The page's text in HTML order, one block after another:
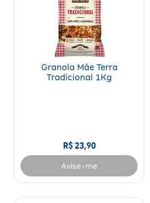
Granola Mãe Terra
Tradicional 1Kg
R$ 23,90
Avise-me